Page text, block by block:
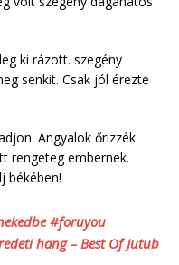
ki rázott. szegény
senkit. Csak jól érezte
Angyalok őrizzék
rengeteg embernek.
békében!
#foruyou
hang – Best Of Jutub